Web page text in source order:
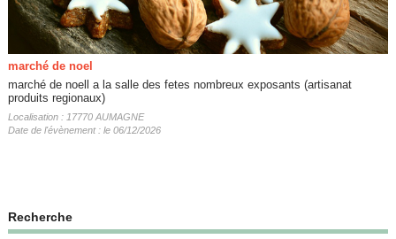
marché de noel
marché de noell a la salle des fetes nombreux exposants (artisanat
produits regionaux)
Localisation : 17770 AUMAGNE
Date de l'évènement : le 06/12/2026
Recherche